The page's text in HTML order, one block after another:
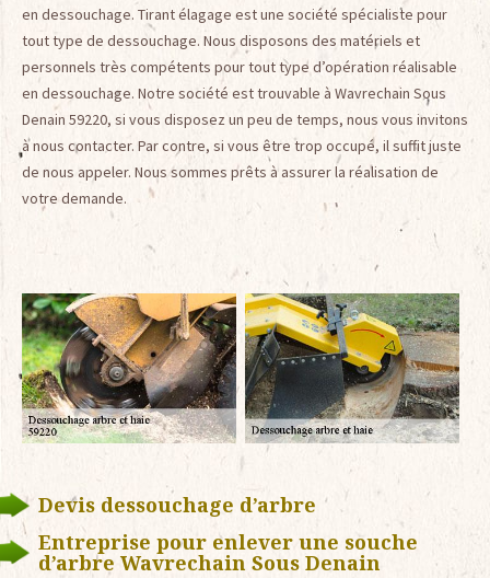
en dessouchage. Tirant élagage est une société spécialiste pour
tout type de dessouchage. Nous disposons des matériels et
personnels très compétents pour tout type d’opération réalisable
en dessouchage. Notre société est trouvable à Wavrechain Sous
Denain 59220, si vous disposez un peu de temps, nous vous invitons
à nous contacter. Par contre, si vous être trop occupé, il suffit juste
de nous appeler. Nous sommes prêts à assurer la réalisation de
votre demande.
Devis dessouchage d’arbre
Entreprise pour enlever une souche
d’arbre Wavrechain Sous Denain